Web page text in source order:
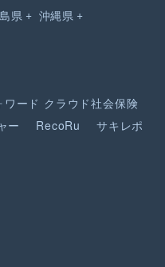
県 沖縄県
ワード クラウド社会保険
ー RecoRu
サキレポ